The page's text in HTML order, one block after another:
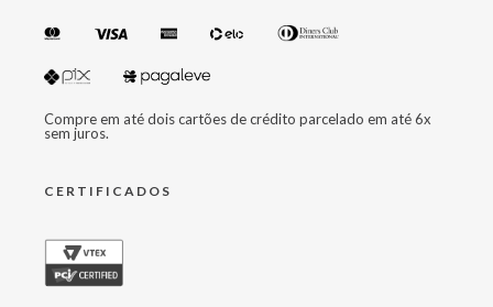
Compre em até dois cartões de crédito parcelado em até 6x
sem juros.
CERTIFICADOS